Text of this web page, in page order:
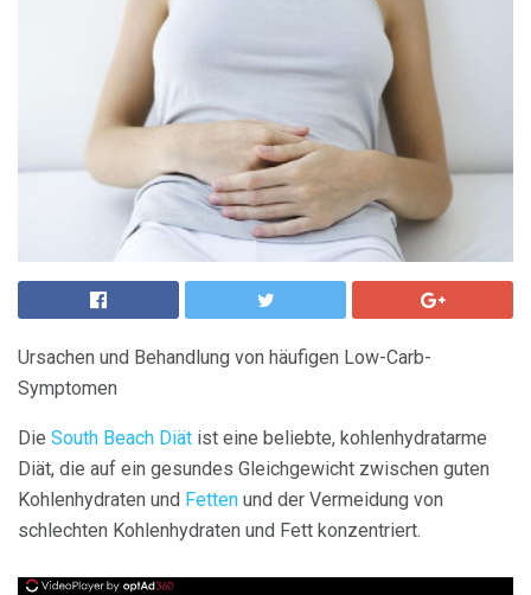
Ursachen und Behandlung von häufigen Low-Carb-
Symptomen
Die South Beach Diät ist eine beliebte, kohlenhydratarme
Diät, die auf ein gesundes Gleichgewicht zwischen guten
Kohlenhydraten und Fetten und der Vermeidung von
schlechten Kohlenhydraten und Fett konzentriert.